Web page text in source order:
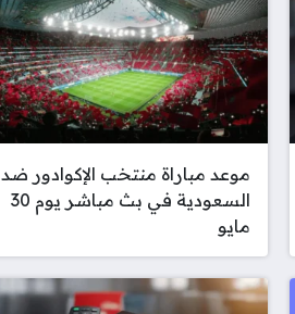
موعد مباراة منتخب الإكوادور ضد
السعودية في بث مباشر يوم 30
مايو